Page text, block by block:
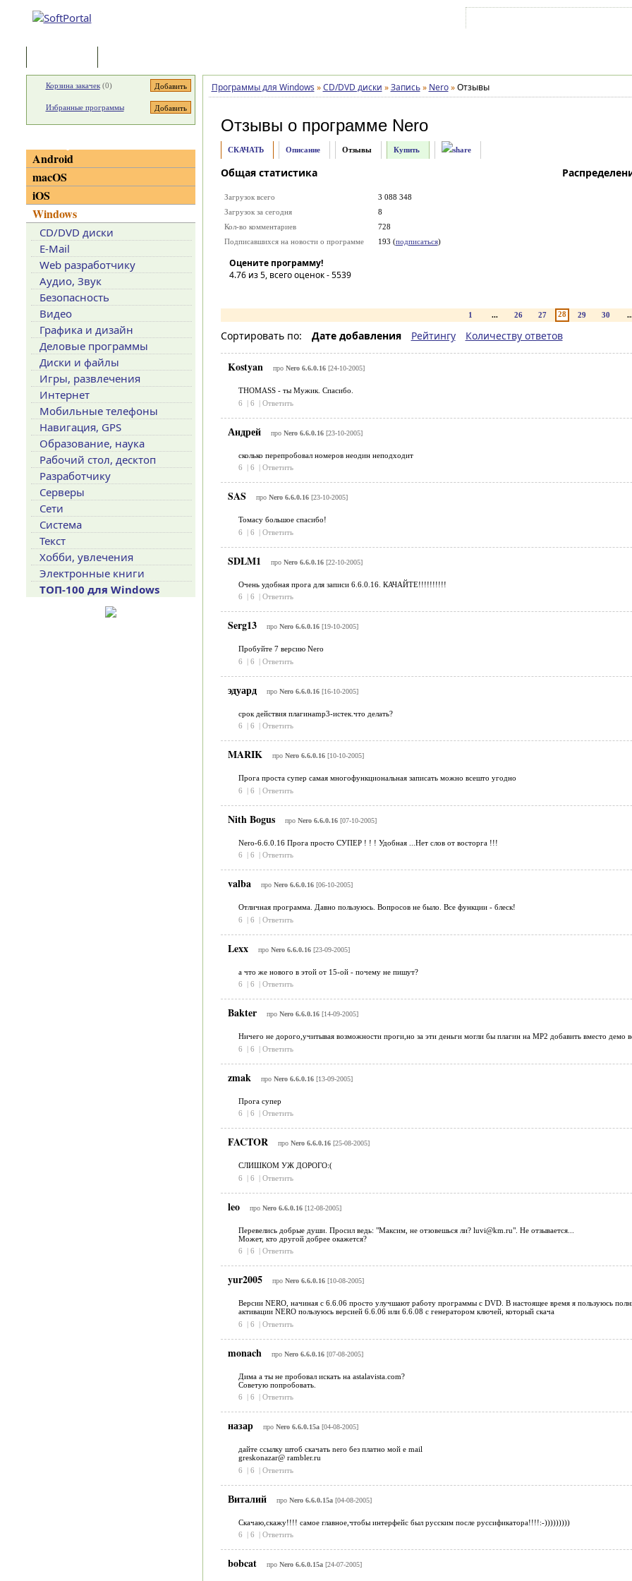
Программы для Windows » CD/DVD диски » Запись » Nero » Отзывы
Отзывы о программе Nero
СКАЧАТЬ Описание Отзывы Купить
Общая статистика
Загрузок всего
3 088 348
Загрузок за сегодня
8
Кол-во комментариев
728
Подписавшихся на новости о программе
193 (подписаться)
Оцените программу!
4.76из 5, всего оценок -5539
1 ... 26 27 28 29 30
Сортировать по: Дате добавления Рейтингу Количеству ответов
Kostyan про Nero 6.6.0.16[24-10-2005]
THOMASS - ты Мужик. Спасибо.
6
| 6 | Ответить
Андрей про Nero 6.6.0.16[23-10-2005]
сколько перепробовал номеров неодин неподходит
6
| 6 | Ответить
SAS про Nero 6.6.0.16[23-10-2005]
Томасу большое спасибо!
6
| 6 | Ответить
SDLM1 про Nero 6.6.0.16[22-10-2005]
Очень удобная прога для записи 6.6.0.16. КАЧАЙТЕ!!!!!!!!!!
6
| 6 | Ответить
Serg13 про Nero 6.6.0.16[19-10-2005]
Пробуйте 7 версию Nero
6
| 6 | Ответить
эдуард про Nero 6.6.0.16[16-10-2005]
срок действия плагинаmp3-истек.что делать?
6
| 6 | Ответить
MARIK про Nero 6.6.0.16[10-10-2005]
Прога проста супер самая многофункциональная записать можно всешто угодно
6
| 6 | Ответить
Nith Bogus про Nero 6.6.0.16[07-10-2005]
Nero-6.6.0.16 Прога просто СУПЕР ! ! ! Удобная ...Нет слов от восторга !!!
6
| 6 | Ответить
valba про Nero 6.6.0.16[06-10-2005]
Отличная программа. Давно пользуюсь. Вопросов не было. Все функции - блеск!
6
| 6 | Ответить
Lexx про Nero 6.6.0.16[23-09-2005]
а что же нового в этой от 15-ой - почему не пишут?
6
| 6 | Ответить
Bakter про Nero 6.6.0.16[14-09-2005]
Ничего не дорого,учитывая возможности проги,но за эти деньги могли бы плагин на МР2 добавить вместо демо
6
| 6 | Ответить
zmak про Nero 6.6.0.16[13-09-2005]
Прога супер
6
| 6 | Ответить
FACTOR про Nero 6.6.0.16[25-08-2005]
СЛИШКОМ УЖ ДОРОГО:(
6
| 6 | Ответить
leo про Nero 6.6.0.16[12-08-2005]
Перевелись добрые души. Просил ведь: "Максим, не отзовешься ли? luvi@km.ru". Не отзывается...
Может, кто другой добрее окажется?
6
| 6 | Ответить
yur2005 про Nero 6.6.0.16[10-08-2005]
Версии NERO, начиная с 6.6.06 просто улучшают работу программы с DVD. В настоящее время я пользуюсь
активации NERO пользуюсь версией 6.6.06 или 6.6.08 с генератором ключей, который скача
6
| 6 | Ответить
monach про Nero 6.6.0.16[07-08-2005]
Дима а ты не пробовал искать на astalavista.com?
Советую попробовать.
6
| 6 | Ответить
назар про Nero 6.6.0.15a[04-08-2005]
дайте ссылку штоб скачать nero без платно мой e mail
greskonazar@ rambler.ru
6
| 6 | Ответить
Виталий про Nero 6.6.0.15a[04-08-2005]
Скачаю,скажу!!!! самое главное,чтобы интерфейс был русским после руссификатора!!!!:-)))))))))
6
| 6 | Ответить
bobcat про Nero 6.6.0.15a[24-07-2005]
Корзина закачек(0)
Избранные программы
Android
macOS
iOS
Windows
CD/DVD диски
E-Mail
Web разработчику
Аудио, Звук
Безопасность
Видео
Графика и дизайн
Деловые программы
Диски и файлы
Игры, развлечения
Интернет
Мобильные телефоны
Навигация, GPS
Образование, наука
Рабочий стол, десктоп
Разработчику
Серверы
Сети
Система
Текст
Хобби, увлечения
Электронные книги
ТОП-100 для Windows